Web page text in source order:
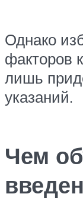
Однако
факторов
лишь
указаний.
Чем